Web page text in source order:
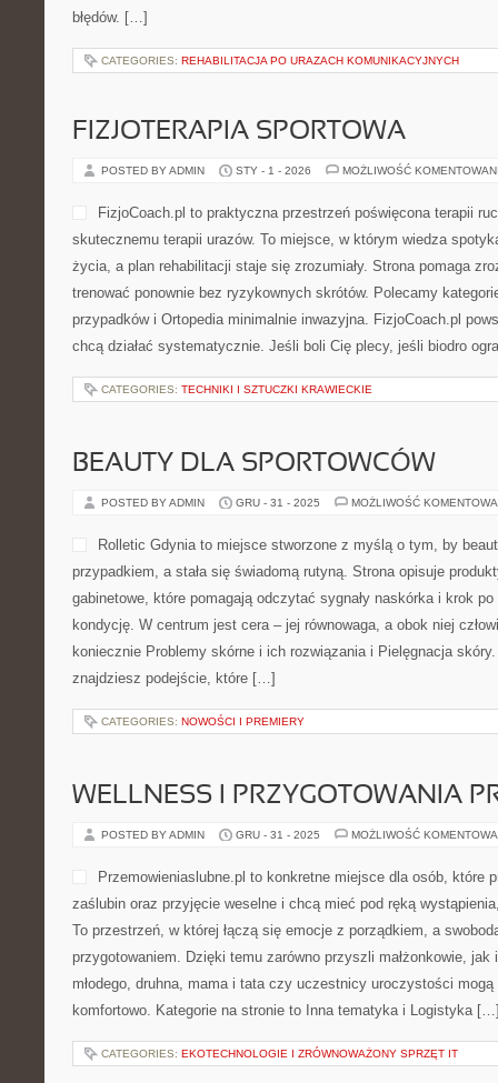
błędów. […]
CATEGORIES: REHABILITACJA PO URAZACH KOMUNIKACYJNYCH
FIZJOTERAPIA SPORTOWA
POSTED BY ADMIN STY - 1 - 2026 MOŻLIWOŚĆ
FizjoCoach.pl to praktyczna przestrzeń poświęcona terapii
skutecznemu terapii urazów. To miejsce, w którym wiedza
życia, a plan rehabilitacji staje się zrozumiały. Strona pomaga
trenować ponownie bez ryzykownych skrótów. Polecamy
przypadków i Ortopedia minimalnie inwazyjna. FizjoCoach.pl
chcą działać systematycznie. Jeśli boli Cię plecy, jeśli biodro
CATEGORIES: TECHNIKI I SZTUCZKI KRAWIECKIE
BEAUTY DLA SPORTOWCÓW
POSTED BY ADMIN GRU - 31 - 2025 MOŻLIWOŚĆ
Rolletic Gdynia to miejsce stworzone z myślą o tym, by
przypadkiem, a stała się świadomą rutyną. Strona opisuje
gabinetowe, które pomagają odczytać sygnały naskórka i krok
kondycję. W centrum jest cera – jej równowaga, a obok niej
koniecznie Problemy skórne i ich rozwiązania i Pielęgnacja
znajdziesz podejście, które […]
CATEGORIES: NOWOŚCI I PREMIERY
WELLNESS I PRZYGOTOWANIA
POSTED BY ADMIN GRU - 31 - 2025 MOŻLIWOŚĆ
Przemowieniaslubne.pl to konkretne miejsce dla osób, które
zaślubin oraz przyjęcie weselne i chcą mieć pod ręką
To przestrzeń, w której łączą się emocje z porządkiem, a
przygotowaniem. Dzięki temu zarówno przyszli małżonkowie,
młodego, druhna, mama i tata czy uczestnicy uroczystości
komfortowo. Kategorie na stronie to Inna tematyka i Logistyka
CATEGORIES: EKOTECHNOLOGIE I ZRÓWNOWAŻONY SPRZĘT IT